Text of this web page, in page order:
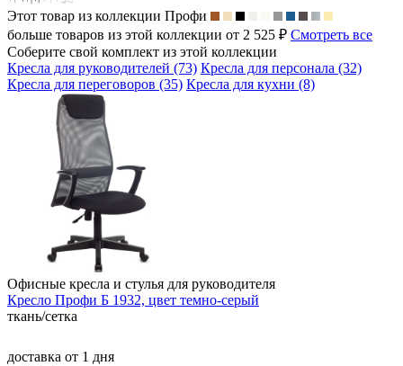
Этот товар из коллекции Профи
больше товаров из этой коллекции от 2 525 ₽ Смотреть все
Соберите свой комплект из этой коллекции
Кресла для руководителей (73) Кресла для персонала (32)
Кресла для переговоров (35) Кресла для кухни (8)
Офисные кресла и стулья для руководителя
Кресло Профи Б 1932, цвет темно-серый
ткань/сетка
доставка от 1 дня